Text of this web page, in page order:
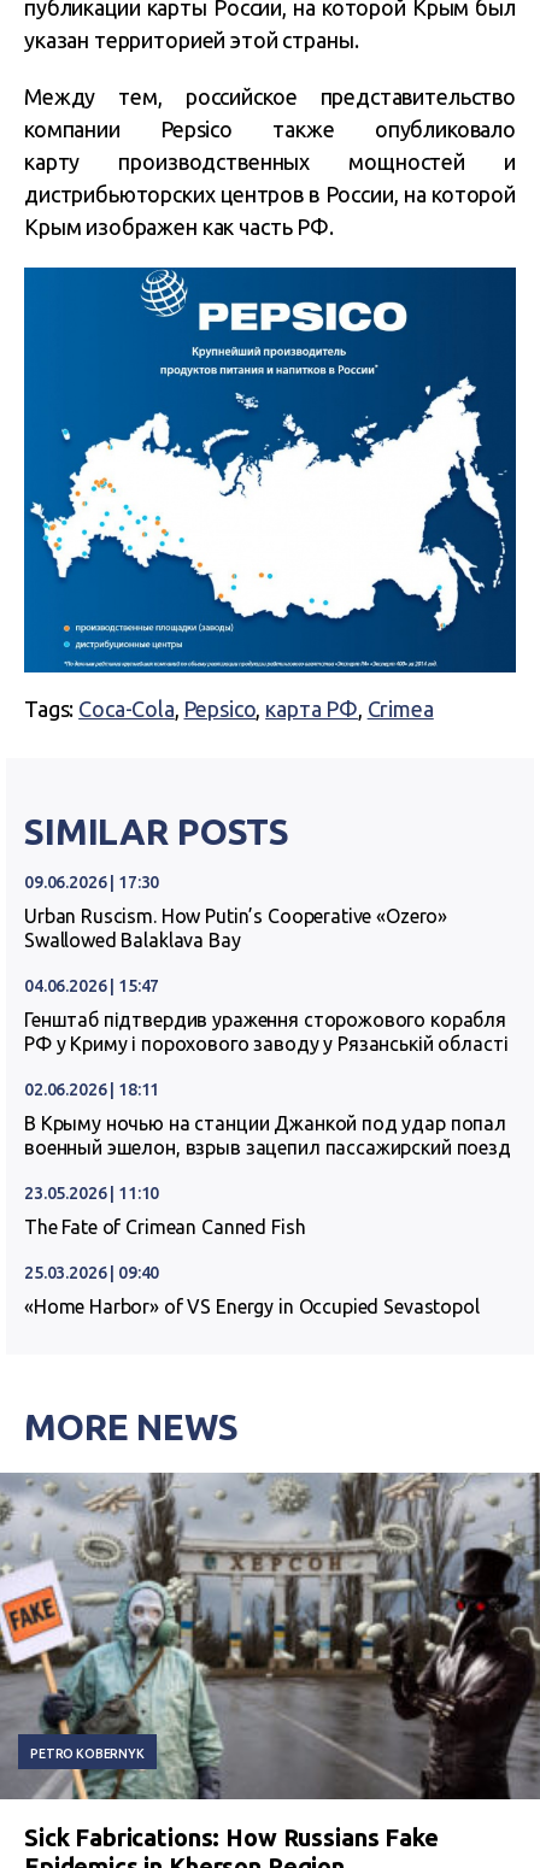
публикации карты России, на которой Крым был
указан территорией этой страны.
Между тем, российское представительство
компании Pepsico также опубликовало
карту производственных мощностей и
дистрибьюторских центров в России, на которой
Крым изображен как часть РФ.
Tags: Coca-Cola Pepsico карта РФ Crimea
SIMILAR POSTS
09.06.2026 | 17:30
Urban Ruscism. How Putin’s Cooperative «Ozero»
Swallowed Balaklava Bay
04.06.2026 | 15:47
Генштаб підтвердив ураження сторожового корабля
РФ у Криму і порохового заводу у Рязанській області
02.06.2026 | 18:11
В Крыму ночью на станции Джанкой под удар попал
военный эшелон, взрыв зацепил пассажирский поезд
23.05.2026 | 11:10
The Fate of Crimean Canned Fish
25.03.2026 | 09:40
«Home Harbor» of VS Energy in Occupied Sevastopol
MORE NEWS
PETRO KOBERNYK
Sick Fabrications: How Russians Fake